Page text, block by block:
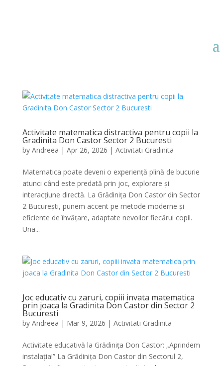
Activitate matematica distractiva pentru copii la
Gradinita Don Castor Sector 2 Bucuresti
by Andreea | Apr 26, 2026 | Activitati Gradinita
Matematica poate deveni o experiență plină de bucurie
atunci când este predată prin joc, explorare și
interacțiune directă. La Grădinița Don Castor din Sector
2 București, punem accent pe metode moderne și
eficiente de învățare, adaptate nevoilor fiecărui copil.
Una...
Joc educativ cu zaruri, copiii invata matematica
prin joaca la Gradinita Don Castor din Sector 2
Bucuresti
by Andreea | Mar 9, 2026 | Activitati Gradinita
Activitate educativă la Grădinița Don Castor: „Aprindem
instalația!” La Grădinița Don Castor din Sectorul 2,